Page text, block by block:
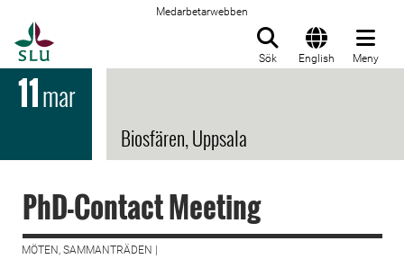
Medarbetarwebben
Sök English Meny
11mar
Biosfären, Uppsala
PhD-Contact Meeting
MÖTEN, SAMMANTRÄDEN |